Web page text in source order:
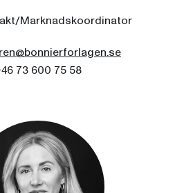
Marknadskoordinator
73 600 75 58